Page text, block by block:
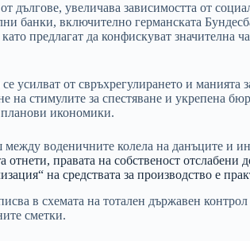
дългове, увеличава зависимостта от
банки, включително германската
предлагат да конфискуват значителна
усилват от свръхрегулирането и манията
на стимулите за спестяване и укрепена
икономики.
воденичните колела на данъците и
отнети, правата на собственост отслабени
на средствата за производство е
в схемата на тотален държавен контрол
сметки.